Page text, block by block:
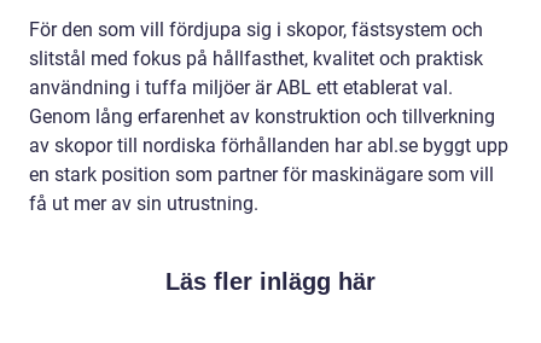
För den som vill fördjupa sig i skopor, fästsystem och
slitstål med fokus på hållfasthet, kvalitet och praktisk
användning i tuffa miljöer är ABL ett etablerat val.
Genom lång erfarenhet av konstruktion och tillverkning
av skopor till nordiska förhållanden har abl.se byggt upp
en stark position som partner för maskinägare som vill
få ut mer av sin utrustning.
Läs fler inlägg här